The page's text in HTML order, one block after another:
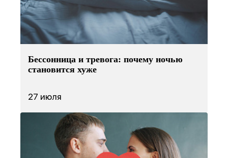
Бессонница и тревога: почему ночью
становится хуже
27 июля